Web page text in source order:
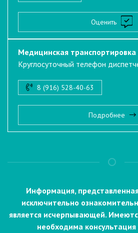
Оценить
Медицинская
Круглосуточный телефон
8 (916) 528-40-63
Подробнее
Информация,
исключительно
является исчерпывающей.
необходима консультация